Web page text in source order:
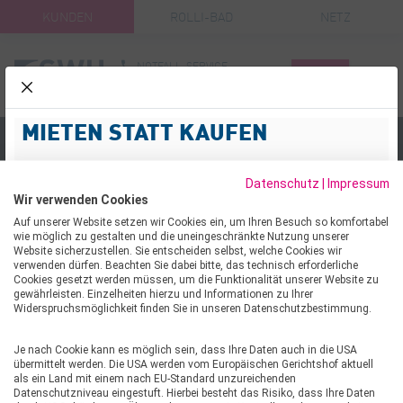
schliessen
MIETEN STATT KAUFEN
Ihre Heizungsanlage ist in die Jahre gekommen oder
arbeitet nicht mehr effizient? Dann ist jetzt der richtige
Zeitpunkt für den Umstieg. Mit unserem Mietmodel
modernisieren Sie komfortabel, unkompliziert und ganz
ohne hohe Investitionskosten.
Bei verbindlicher Bestellung einer Wärmepumpe bis
Stromtarif profitieren Sie zusätzlich von einem Bonus in
Höhe von 250 €.
NOTFALL-SERVICE
KUNDEN ROLLI-BAD NETZ
HINWEISGEBERSYSTEM
Stadtwerke Haldensleben
HINWEISGEBERSYSTEM –
EINREICHUNG VON HINWEISEN
Datenschutz | Impressum
Wir verwenden Cookies
Auf unserer Website setzen wir Cookies ein, um Ihren Besuch so komfortabel
wie möglich zu gestalten und die uneingeschränkte Nutzung unserer
Website sicherzustellen. Sie entscheiden selbst, welche Cookies wir
verwenden dürfen. Beachten Sie dabei bitte, das technisch erforderliche
Cookies gesetzt werden müssen, um die Funktionalität unserer Website zu
gewährleisten. Einzelheiten hierzu und Informationen zu Ihrer
Widerspruchsmöglichkeit finden Sie in unseren Datenschutzbestimmung.
Je nach Cookie kann es möglich sein, dass Ihre Daten auch in die USA
übermittelt werden. Die USA werden vom Europäischen Gerichtshof aktuell
als ein Land mit einem nach EU-Standard unzureichenden
Datenschutzniveau eingestuft. Hierbei besteht das Risiko, dass Ihre Daten